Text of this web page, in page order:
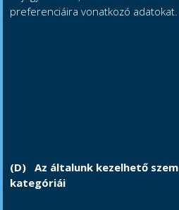
preferenciáira vonatkozó adatokat.
(D)
Az általunk kezelhető
kategóriái